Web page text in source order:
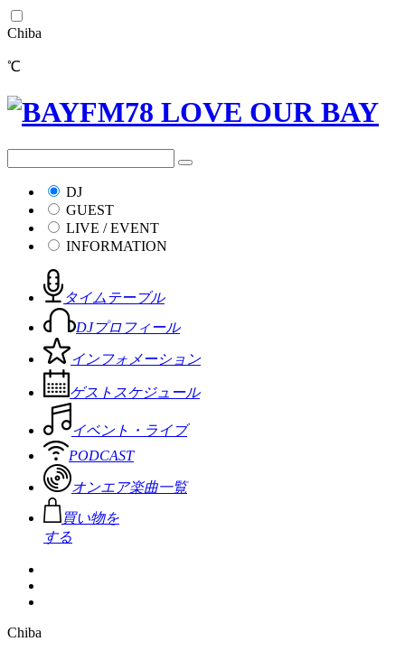
Chiba
℃
DJ
GUEST
LIVE / EVENT
INFORMATION
タイムテーブル
DJプロフィール
インフォメーション
ゲストスケジュール
イベント・ライブ
PODCAST
オンエア楽曲一覧
買い物を
する
Chiba